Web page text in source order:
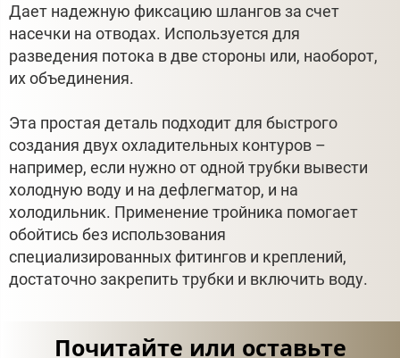
Дает надежную фиксацию шлангов за счет
насечки на отводах. Используется для
разведения потока в две стороны или, наоборот,
их объединения.
Эта простая деталь подходит для быстрого
создания двух охладительных контуров –
например, если нужно от одной трубки вывести
холодную воду и на дефлегматор, и на
холодильник. Применение тройника помогает
обойтись без использования
специализированных фитингов и креплений,
достаточно закрепить трубки и включить воду.
Почитайте или оставьте